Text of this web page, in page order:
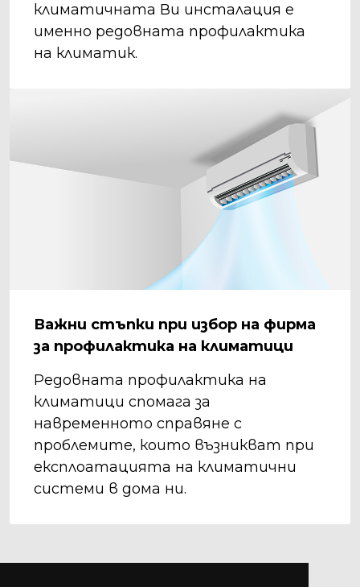
климатичната Ви инсталация е
именно редовната профилактика
на климатик.
Важни стъпки при избор на фирма
за профилактика на климатици
Редовната профилактика на
климатици спомага за
навременното справяне с
проблемите, които възникват при
експлоатацията на климатични
системи в дома ни.